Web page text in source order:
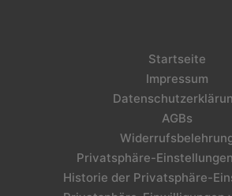
Startseite
Impressum
AGBs
Privatsphäre-
Historie der Privatsphäre-